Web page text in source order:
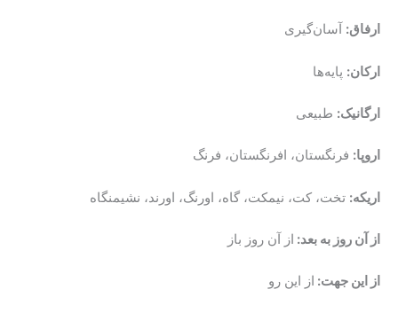
ارفاق: آسان‌گیری
ارکان: پایه‌ها
ارگانیک: طبیعی
اروپا: فرنگستان، افرنگستان، فرنگ
اریکه: تخت، کت، نیمکت، گاه، اورنگ، اورند، نشیمنگاه
از آن روز به بعد: از آن روز باز
از این جهت: از این رو